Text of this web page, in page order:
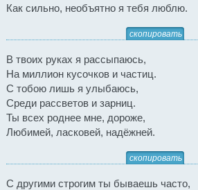
Как сильно, необъятно я тебя люблю.
скопировать
В твоих руках я рассыпаюсь,
На миллион кусочков и частиц.
С тобою лишь я улыбаюсь,
Среди рассветов и зарниц.
Ты всех роднее мне, дороже,
Любимей, ласковей, надёжней.
скопировать
С другими строгим ты бываешь часто,